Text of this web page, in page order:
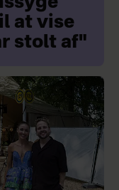
at vise
stolt af"